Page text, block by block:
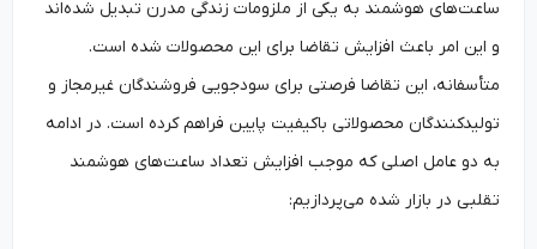
ساعت‌های هوشمند به یکی از ملزومات زندگی مدرن تبدیل شده‌اند
و این امر باعث افزایش تقاضا برای این محصولات شده است.
متأسفانه، این تقاضا فرصتی برای سودجویی فروشندگان غیرمجاز و
تولیدکنندگان محصولاتی باکیفیت پایین فراهم کرده است. در ادامه
به دو عامل اصلی که موجب افزایش تعداد ساعت‌های هوشمند
تقلبی در بازار شده می‌پردازیم: